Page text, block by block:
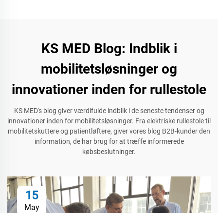
KS MED Blog: Indblik i
mobilitetsløsninger og
innovationer inden for rullestole
KS MED's blog giver værdifulde indblik i de seneste tendenser og
innovationer inden for mobilitetsløsninger. Fra elektriske rullestole til
mobilitetskuttere og patientløftere, giver vores blog B2B-kunder den
information, de har brug for at træffe informerede
købsbeslutninger.
15
May